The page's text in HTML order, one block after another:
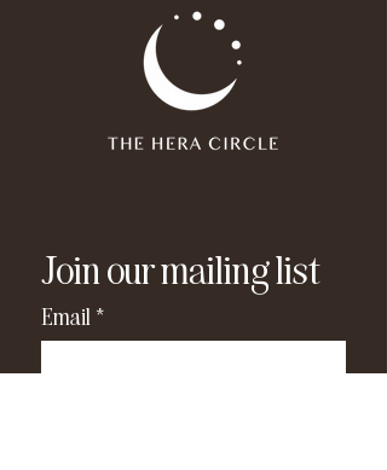
Join our mailing list
Email *